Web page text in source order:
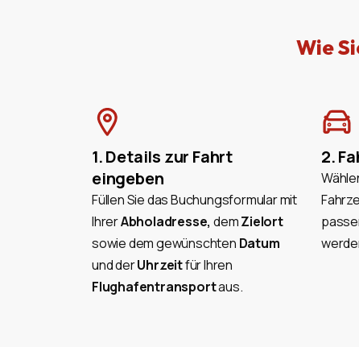
Wie
1. Details zur Fahrt
eingeben
Füllen Sie das Buchungsformular mit
IhrerAbholadresse,demZielort
sowie dem gewünschten Datum
und derUhrzeitfür Ihren
Flughafentransportaus.
2.